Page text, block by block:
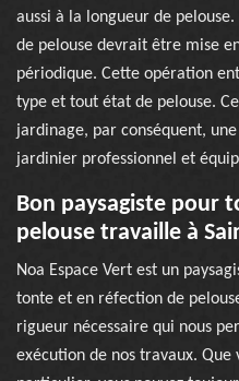
aussi à la longueur de
de pelouse devrait être mise
périodique. Cette opération
type et tout état de pelouse.
jardinage, par conséquent,
jardinier professionnel et
Bon paysagiste pour
pelouse travaille à
Noa Espace Vert est un
tonte et en réfection de
rigueur nécessaire qui nous
exécution de nos travaux. Que